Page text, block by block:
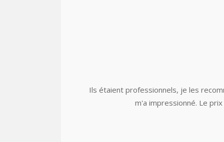
Ils étaient professionnels, je les
m'a impressionné. Le